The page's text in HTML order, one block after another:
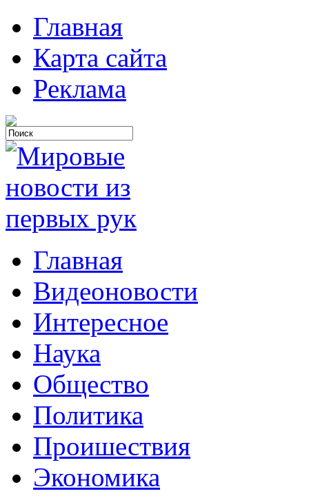
Главная
Карта сайта
Реклама
Главная
Видеоновости
Интересное
Наука
Общество
Политика
Проишествия
Экономика